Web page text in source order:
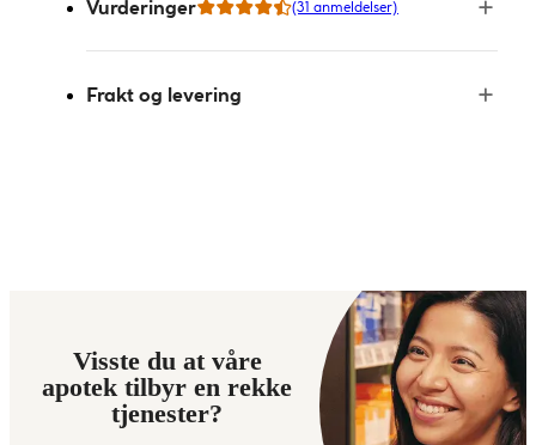
Vurderinger (31 anmeldelser)
Frakt og levering
Visste du at våre
apotek tilbyr en rekke
tjenester?